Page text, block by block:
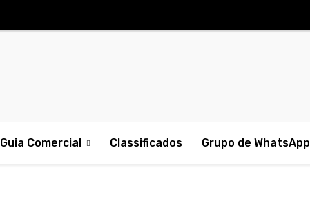
Guia Comercial Classificados Grupo de WhatsApp